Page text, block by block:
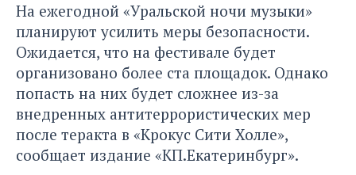
На ежегодной «Уральской ночи музыки»
планируют усилить меры безопасности.
Ожидается, что на фестивале будет
организовано более ста площадок. Однако
попасть на них будет сложнее из-за
внедренных антитеррористических мер
после теракта в «Крокус Сити Холле»,
сообщает издание «КП.Екатеринбург».